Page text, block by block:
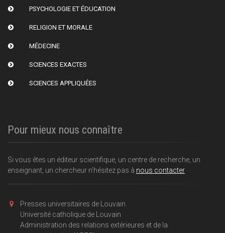
PSYCHOLOGIE ET ÉDUCATION
RELIGION ET MORALE
MÉDECINE
SCIENCES EXACTES
SCIENCES APPLIQUÉES
Pour mieux nous connaître
Si vous êtes un éditeur scientifique, un centre de recherche, un
enseignant, un chercheur n'hésitez pas à nous contacter
Presses universitaires de Louvain
Université catholique de Louvain
Administration des relations extérieures et de la